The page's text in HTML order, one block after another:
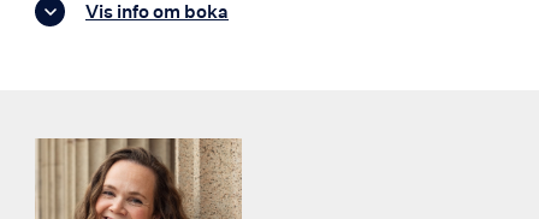
Vis info om boka